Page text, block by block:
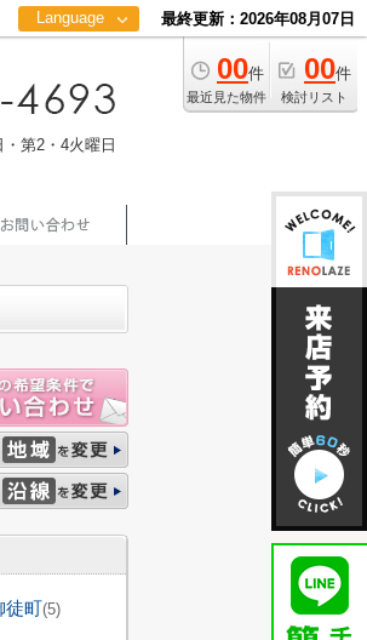
Language
中文
最終更新：2026年08月07日
00件
最近見た物件
00件
検討リスト
第2・4火曜日
徒町(5)